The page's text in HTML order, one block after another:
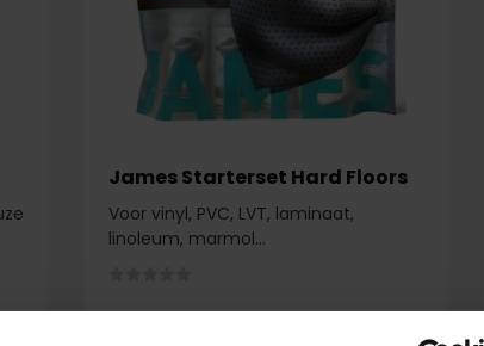
James Starterset Hard Floors
Voor vinyl, PVC, LVT, laminaat,
linoleum, marmol...